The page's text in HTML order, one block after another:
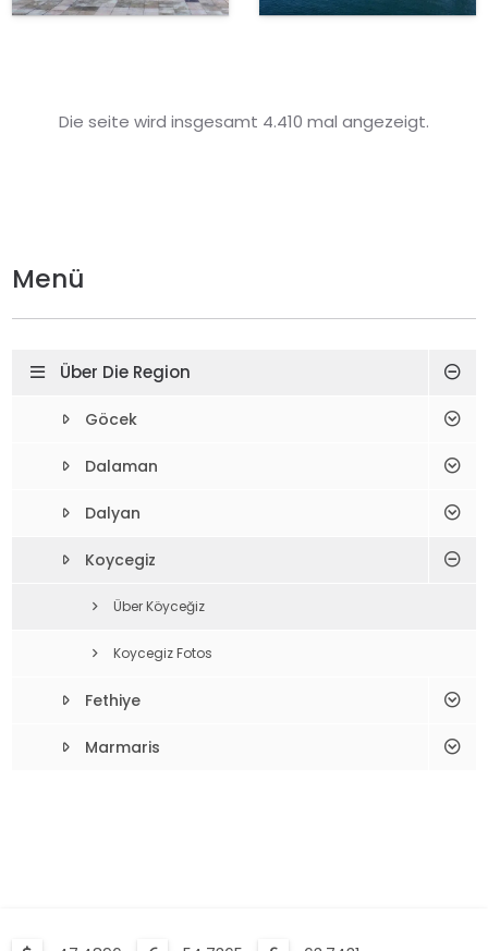
Die seite wird insgesamt 4.410 mal angezeigt.
Menü
Über Die Region
Göcek
Dalaman
Dalyan
Koycegiz
Über Köyceğiz
Koycegiz Fotos
Fethiye
Marmaris